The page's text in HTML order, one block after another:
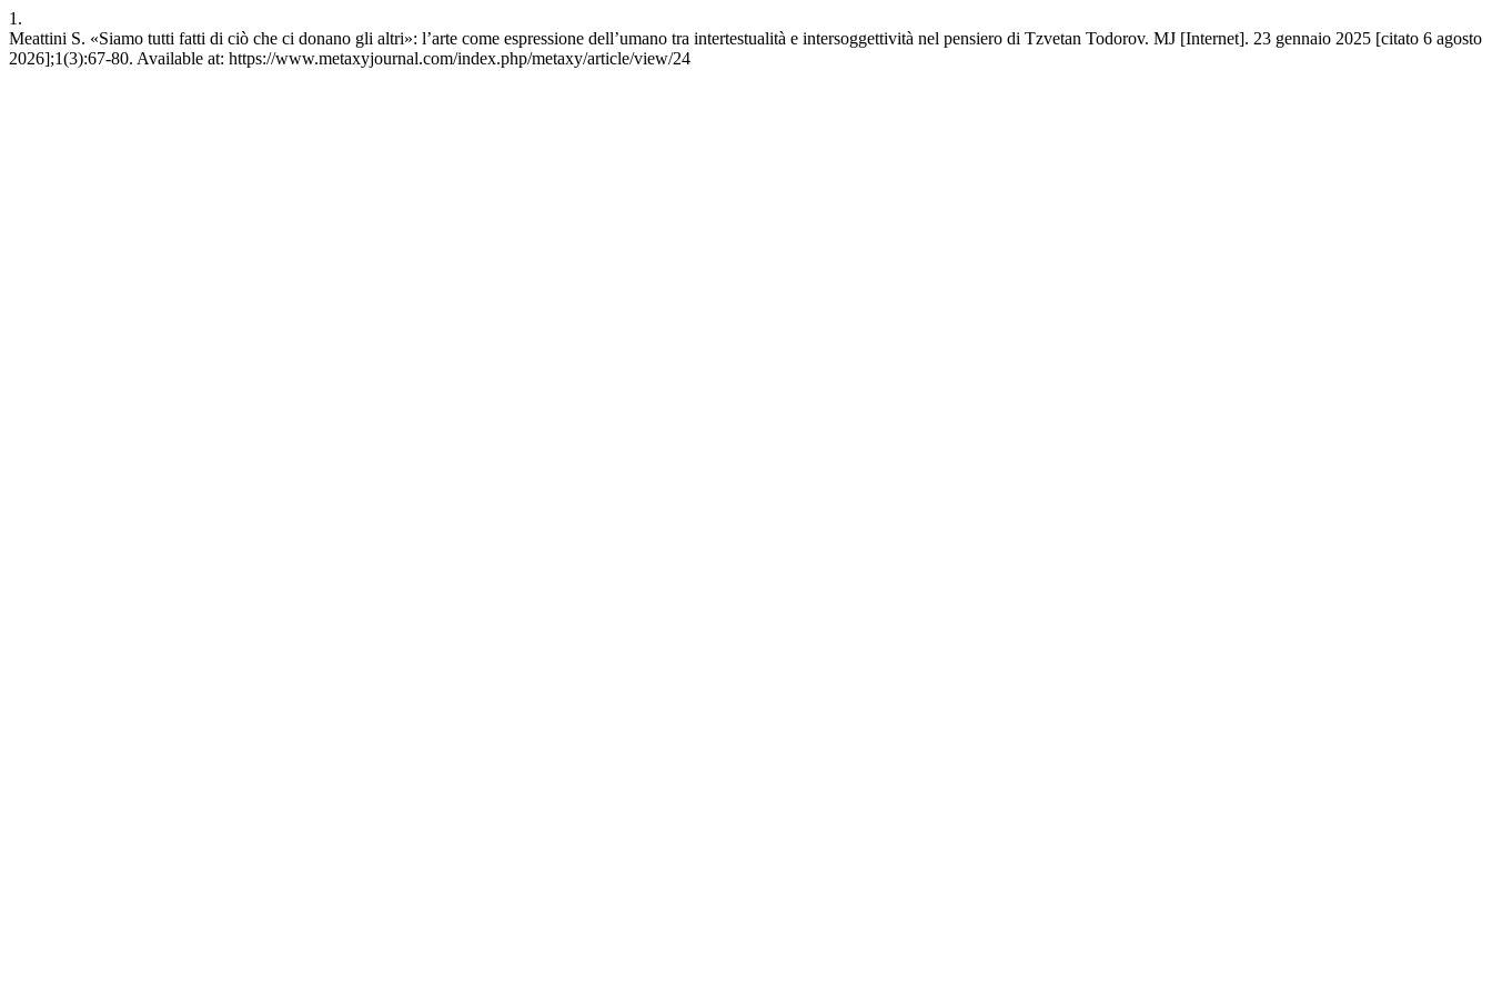
1.
Meattini S. «Siamo tutti fatti di ciò che ci donano gli altri»: l’arte come espressione dell’umano tra intertestualità e intersoggettività nel pensiero di Tzvetan Todorov. MJ [Internet]. 23 gennaio 2025 [citato 6 agosto
2026];1(3):67-80. Available at: https://www.metaxyjournal.com/index.php/metaxy/article/view/24